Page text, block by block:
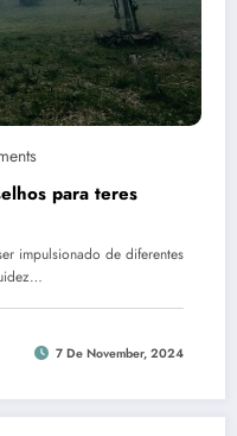
para teres
impulsionado de diferentes
7 De November, 2024